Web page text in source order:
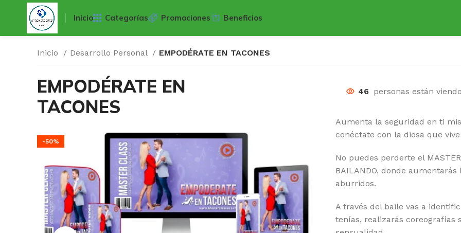
Inicio Categorías Promociones Beneficios
Inicio Desarrollo Personal EMPODÉRATE EN TACONES
EMPODÉRATE EN
TACONES
-50%
46 personas están
Aumenta la seguridad en ti
conéctate con la diosa que
No puedes perderte el MASTER
BAILANDO, donde
aburridos.
A través del baile vas a
tenías, realizarás coreografías